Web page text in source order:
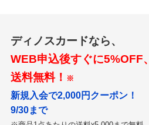
ディノスカードなら、
WEB申込後すぐに5%OFF、
送料無料！ ※
新規入会で2,000円クーポン！
9/30まで